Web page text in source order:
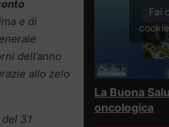
e di
dell’anno
allo zelo
31
Fai
La Buona
oncologica